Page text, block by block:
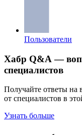
Пользователи
Хабр Q&A —
специалистов
Получайте ответы на
от специалистов в
Узнать больше